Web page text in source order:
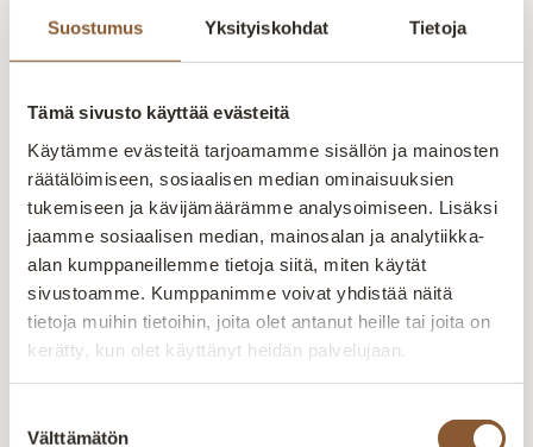
Suostumus Yksityiskohdat Tietoja
Tämä sivusto käyttää evästeitä
Käytämme evästeitä tarjoamamme sisällön ja mainosten
räätälöimiseen, sosiaalisen median ominaisuuksien
tukemiseen ja kävijämäärämme analysoimiseen. Lisäksi
jaamme sosiaalisen median, mainosalan ja analytiikka-
alan kumppaneillemme tietoja siitä, miten käytät
sivustoamme. Kumppanimme voivat yhdistää näitä
tietoja muihin tietoihin, joita olet antanut heille tai joita on
kerätty, kun olet käyttänyt heidän palvelujaan.
valinta
Välttämätön
kokemuksella pyritään kuuntelemaan
ja räätälöimään tuotteet asiakkaiden
kuin tilaan. Kaikki valikoimamme
huonekalut valmistetaan Kajaanin
tehtaalla. Aitokalusteelle myönnetty
Avainlippu-merkki kertoo Suomessa
valmistetuista tuotteista. Pidämme
ylpeästi yllä suomalaisen työn lippua.
Suomalaista laatutyötä
Jokainen huonekalu valmistetaan huolellisesti
kokeneiden ammattilaisten käsissä. Laatu näkyy
yksityiskohdissa.